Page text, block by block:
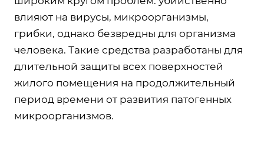
влияют на вирусы, микроорганизмы,
грибки, однако безвредны для организма
человека. Такие средства разработаны для
длительной защиты всех поверхностей
жилого помещения на продолжительный
период времени от развития патогенных
микроорганизмов.